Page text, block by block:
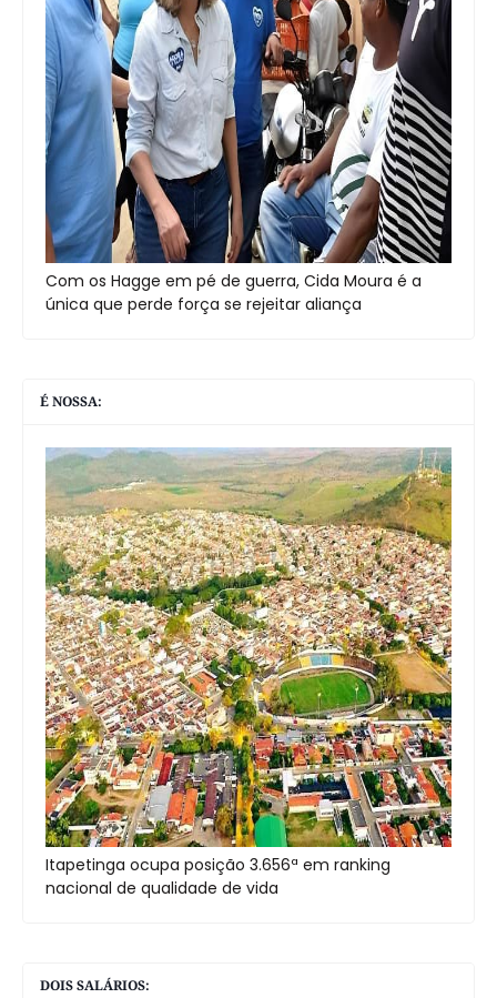
Com os Hagge em pé de guerra, Cida Moura é a
única que perde força se rejeitar aliança
É NOSSA:
Itapetinga ocupa posição 3.656ª em ranking
nacional de qualidade de vida
DOIS SALÁRIOS: